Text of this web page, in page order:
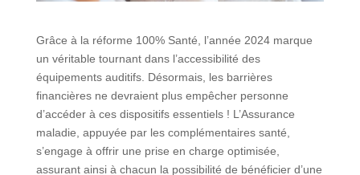
Grâce à la réforme 100% Santé, l’année 2024 marque
un véritable tournant dans l’accessibilité des
équipements auditifs. Désormais, les barrières
financières ne devraient plus empêcher personne
d’accéder à ces dispositifs essentiels ! L’Assurance
maladie, appuyée par les complémentaires santé,
s’engage à offrir une prise en charge optimisée,
assurant ainsi à chacun la possibilité de bénéficier d’une